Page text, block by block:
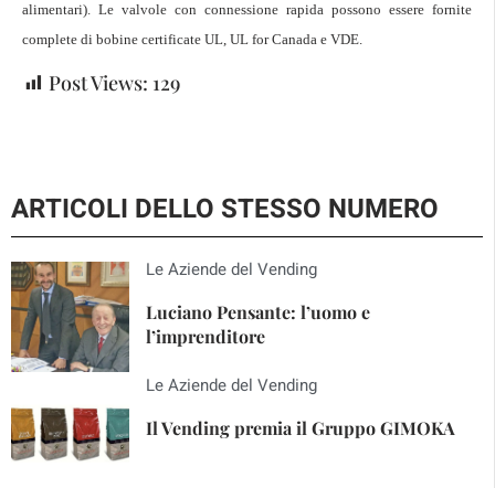
alimentari). Le valvole con connessione rapida possono essere fornite
complete di bobine certificate UL, UL for Canada e VDE.
Post Views: 129
ARTICOLI DELLO STESSO NUMERO
Le Aziende del Vending
Luciano Pensante: l’uomo e
l’imprenditore
Le Aziende del Vending
Il Vending premia il Gruppo GIMOKA